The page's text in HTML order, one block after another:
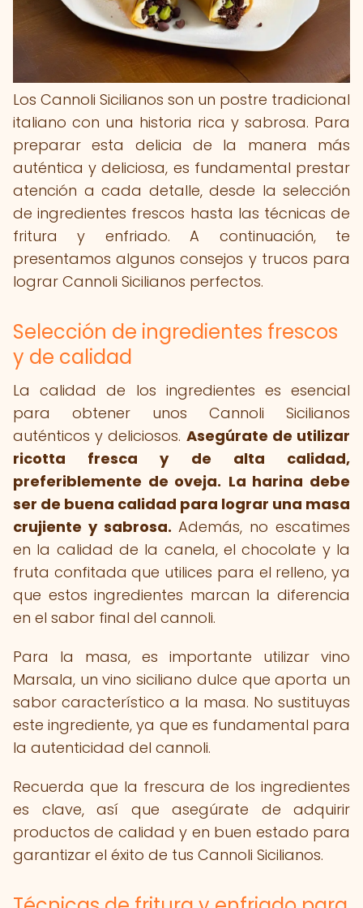
Los Cannoli Sicilianos son un postre tradicional
italiano con una historia rica y sabrosa. Para
preparar esta delicia de la manera más
auténtica y deliciosa, es fundamental prestar
atención a cada detalle, desde la selección
de ingredientes frescos hasta las técnicas de
fritura y enfriado. A continuación, te
presentamos algunos consejos y trucos para
lograr Cannoli Sicilianos perfectos.
Selección de ingredientes frescos
y de calidad
La calidad de los ingredientes es esencial
para obtener unos Cannoli Sicilianos
auténticos y deliciosos. Asegúrate de utilizar
ricotta fresca y de alta calidad,
preferiblemente de oveja. La harina debe
ser de buena calidad para lograr una masa
crujiente y sabrosa. Además, no escatimes
en la calidad de la canela, el chocolate y la
fruta confitada que utilices para el relleno, ya
que estos ingredientes marcan la diferencia
en el sabor final del cannoli.
Para la masa, es importante utilizar vino
Marsala, un vino siciliano dulce que aporta un
sabor característico a la masa. No sustituyas
este ingrediente, ya que es fundamental para
la autenticidad del cannoli.
Recuerda que la frescura de los ingredientes
es clave, así que asegúrate de adquirir
productos de calidad y en buen estado para
garantizar el éxito de tus Cannoli Sicilianos.